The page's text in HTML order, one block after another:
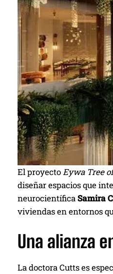
El proyectoEywa Tree
diseñar espacios que
neurocientíficaSamira
viviendas en entornos
Una alianza
La doctora Cutts es